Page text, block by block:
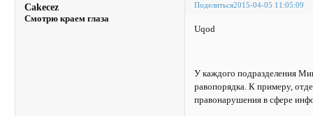
Поделиться2015-04-05 11:05:09
Cakecez
Смотрю краем глаза
Uqod
У каждого подразделения
равопорядка. К примеру,
правонарушения в сфере